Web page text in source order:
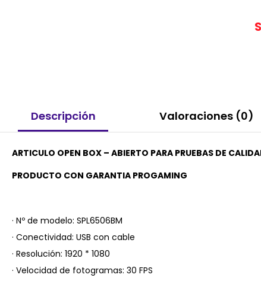
Descripción Valoraciones (0)
ARTICULO OPEN BOX – ABIERTO PARA PRUEBAS DE
PRODUCTO CON GARANTIA PROGAMING
· Nº de modelo: SPL6506BM
· Conectividad: USB con cable
· Resolución: 1920 * 1080
· Velocidad de fotogramas: 30 FPS